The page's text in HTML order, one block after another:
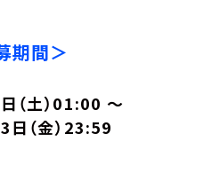
期間＞
（土）01:00 ～
（金）23:59